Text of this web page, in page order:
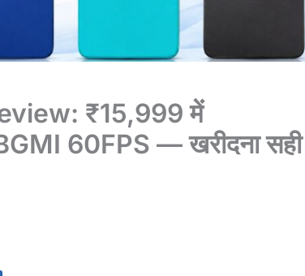
₹15,999 में
60FPS — खरीदना सही